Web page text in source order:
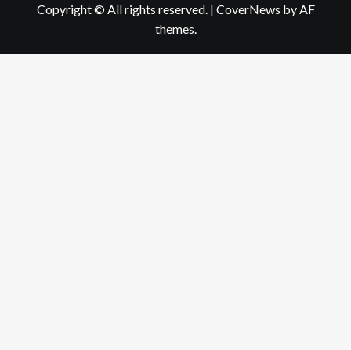
Copyright © All rights reserved. | CoverNews by AF
themes.